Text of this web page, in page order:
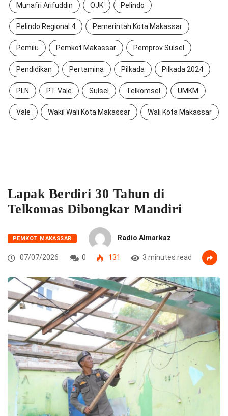
Munafri Arifuddin OJK Pelindo
Pelindo Regional 4 Pemerintah Kota Makassar
Pemilu Pemkot Makassar Pemprov Sulsel
Pendidikan Pertamina Pilkada Pilkada 2024
PLN PT Vale Sulsel Telkomsel UMKM
Vale Wakil Wali Kota Makassar Wali Kota Makassar
Lapak Berdiri 30 Tahun di
Telkomas Dibongkar Mandiri
PEMKOT MAKASSAR Radio Almarkaz
07/07/2026 0 131 3 minutes read